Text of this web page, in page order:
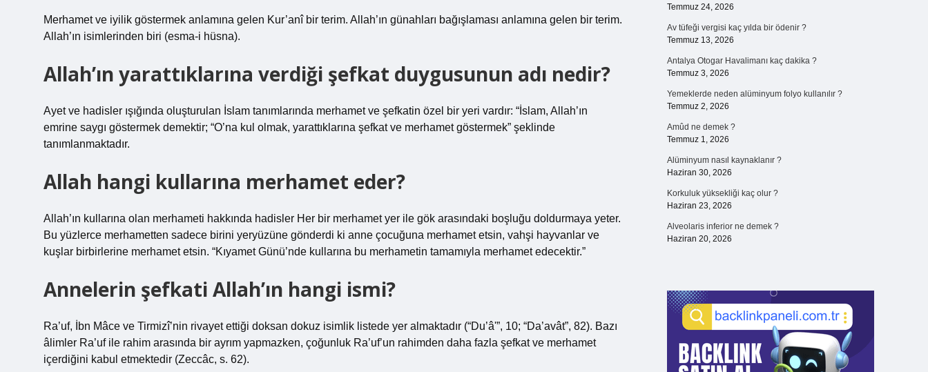
Merhamet ve iyilik göstermek anlamına gelen Kur’anî bir terim. Allah’ın günahları bağışlaması anlamına gelen bir terim.
Allah’ın isimlerinden biri (esma-i hüsna).
Allah’ın yarattıklarına verdiği şefkat duygusunun adı nedir?
Ayet ve hadisler ışığında oluşturulan İslam tanımlarında merhamet ve şefkatin özel bir yeri vardır: “İslam, Allah’ın
emrine saygı göstermek demektir; “O’na kul olmak, yarattıklarına şefkat ve merhamet göstermek” şeklinde
tanımlanmaktadır.
Allah hangi kullarına merhamet eder?
Allah’ın kullarına olan merhameti hakkında hadisler Her bir merhamet yer ile gök arasındaki boşluğu doldurmaya yeter.
Bu yüzlerce merhametten sadece birini yeryüzüne gönderdi ki anne çocuğuna merhamet etsin, vahşi hayvanlar ve
kuşlar birbirlerine merhamet etsin. “Kıyamet Günü’nde kullarına bu merhametin tamamıyla merhamet edecektir.”
Annelerin şefkati Allah’ın hangi ismi?
Ra’uf, İbn Mâce ve Tirmizî’nin rivayet ettiği doksan dokuz isimlik listede yer almaktadır (“Du’â'”, 10; “Da’avât”, 82). Bazı
âlimler Ra’uf ile rahim arasında bir ayrım yapmazken, çoğunluk Ra’uf’un rahimden daha fazla şefkat ve merhamet
içerdiğini kabul etmektedir (Zeccâc, s. 62).
Temmuz 24, 2026
Av tüfeği vergisi kaç yılda bir ödenir ?
Temmuz 13, 2026
Antalya Otogar Havalimanı kaç dakika ?
Temmuz 3, 2026
Yemeklerde neden alüminyum folyo kullanılır ?
Temmuz 2, 2026
Amûd ne demek ?
Temmuz 1, 2026
Alüminyum nasıl kaynaklanır ?
Haziran 30, 2026
Korkuluk yüksekliği kaç olur ?
Haziran 23, 2026
Alveolaris inferior ne demek ?
Haziran 20, 2026